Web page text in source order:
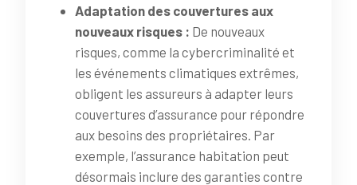
Adaptation des couvertures aux
nouveaux risques : De nouveaux
risques, comme la cybercriminalité et
les événements climatiques extrêmes,
obligent les assureurs à adapter leurs
couvertures d’assurance pour répondre
aux besoins des propriétaires. Par
exemple, l’assurance habitation peut
désormais inclure des garanties contre